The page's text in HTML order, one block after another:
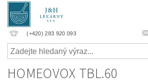
(+420) 283 920 093
HOMEOVOX TBL.60